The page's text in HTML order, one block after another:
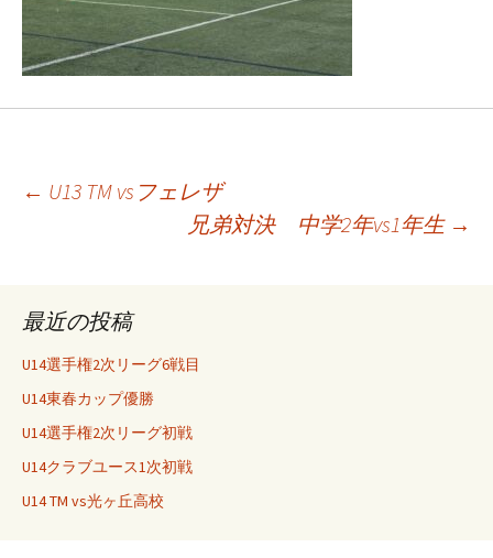
稿
ナ
ビ
ゲ
← U13 TM vsフェレザ
兄弟対決 中学2年vs1年生 →
最近の投稿
U14選手権2次リーグ6戦目
U14東春カップ優勝
U14選手権2次リーグ初戦
U14クラブユース1次初戦
U14 TM vs光ヶ丘高校